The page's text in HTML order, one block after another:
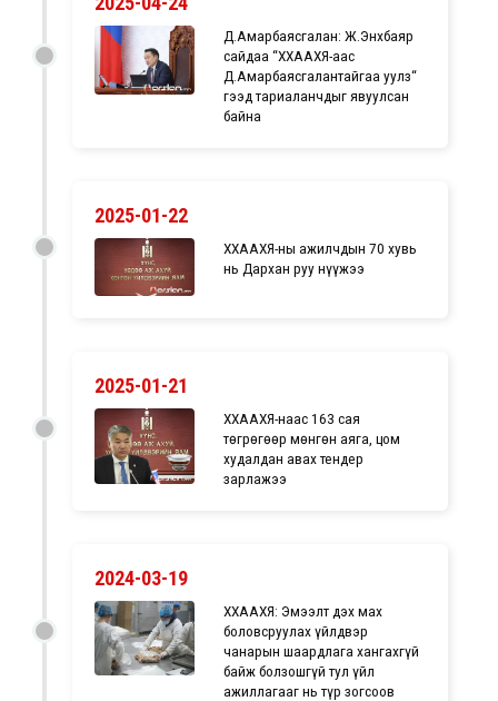
Д.Амарбаясгалан: Ж.Энхбаяр
сайдаа “ХХААХҮЯ-аас
Д.Амарбаясгалантайгаа уулз“
гээд тариаланчдыг явуулсан
байна
2025-01-22
ХХААХҮЯ-ны ажилчдын 70 хувь
нь Дархан руу нүүжээ
2025-01-21
ХХААХҮЯ-наас 163 сая
төгрөгөөр мөнгөн аяга, цом
худалдан авах тендер
зарлажээ
2024-03-19
ХХААХҮЯ: Эмээлт дэх мах
боловсруулах үйлдвэр
чанарын шаардлага хангахгүй
байж болзошгүй тул үйл
ажиллагааг нь түр зогсоов